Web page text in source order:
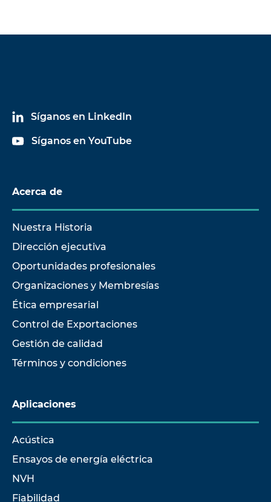
Síganos en LinkedIn
Síganos en YouTube
Acerca de
Nuestra Historia
Dirección ejecutiva
Oportunidades profesionales
Organizaciones y Membresías
Ética empresarial
Control de Exportaciones
Gestión de calidad
Términos y condiciones
Aplicaciones
Acústica
Ensayos de energía eléctrica
NVH
Fiabilidad